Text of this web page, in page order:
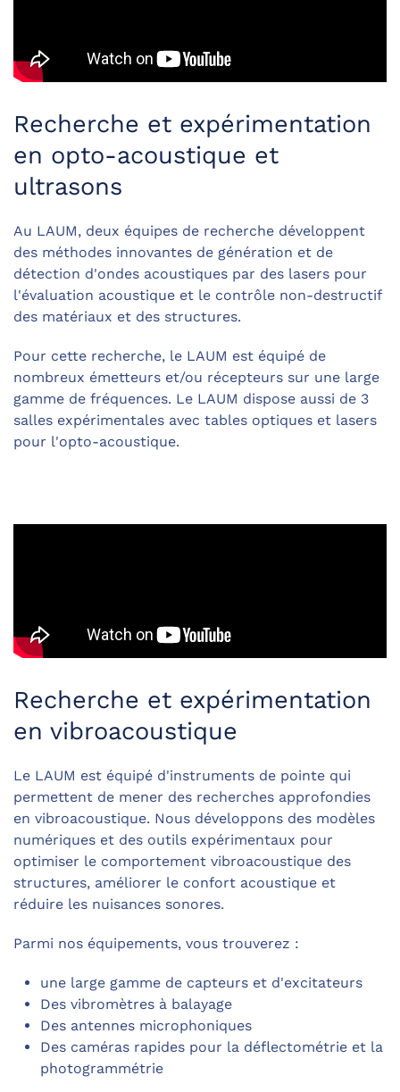
Recherche et expérimentation
en opto-acoustique et
ultrasons
Au LAUM, deux équipes de recherche développent
des méthodes innovantes de génération et de
détection d'ondes acoustiques par des lasers pour
l'évaluation acoustique et le contrôle non-destructif
des matériaux et des structures.
Pour cette recherche, le LAUM est équipé de
nombreux émetteurs et/ou récepteurs sur une large
gamme de fréquences. Le LAUM dispose aussi de 3
salles expérimentales avec tables optiques et lasers
pour l'opto-acoustique.
Recherche et expérimentation
en vibroacoustique
Le LAUM est équipé d'instruments de pointe qui
permettent de mener des recherches approfondies
en vibroacoustique. Nous développons des modèles
numériques et des outils expérimentaux pour
optimiser le comportement vibroacoustique des
structures, améliorer le confort acoustique et
réduire les nuisances sonores.
Parmi nos équipements, vous trouverez :
une large gamme de capteurs et d'excitateurs
Des vibromètres à balayage
Des antennes microphoniques
Des caméras rapides pour la déflectométrie et la
photogrammétrie